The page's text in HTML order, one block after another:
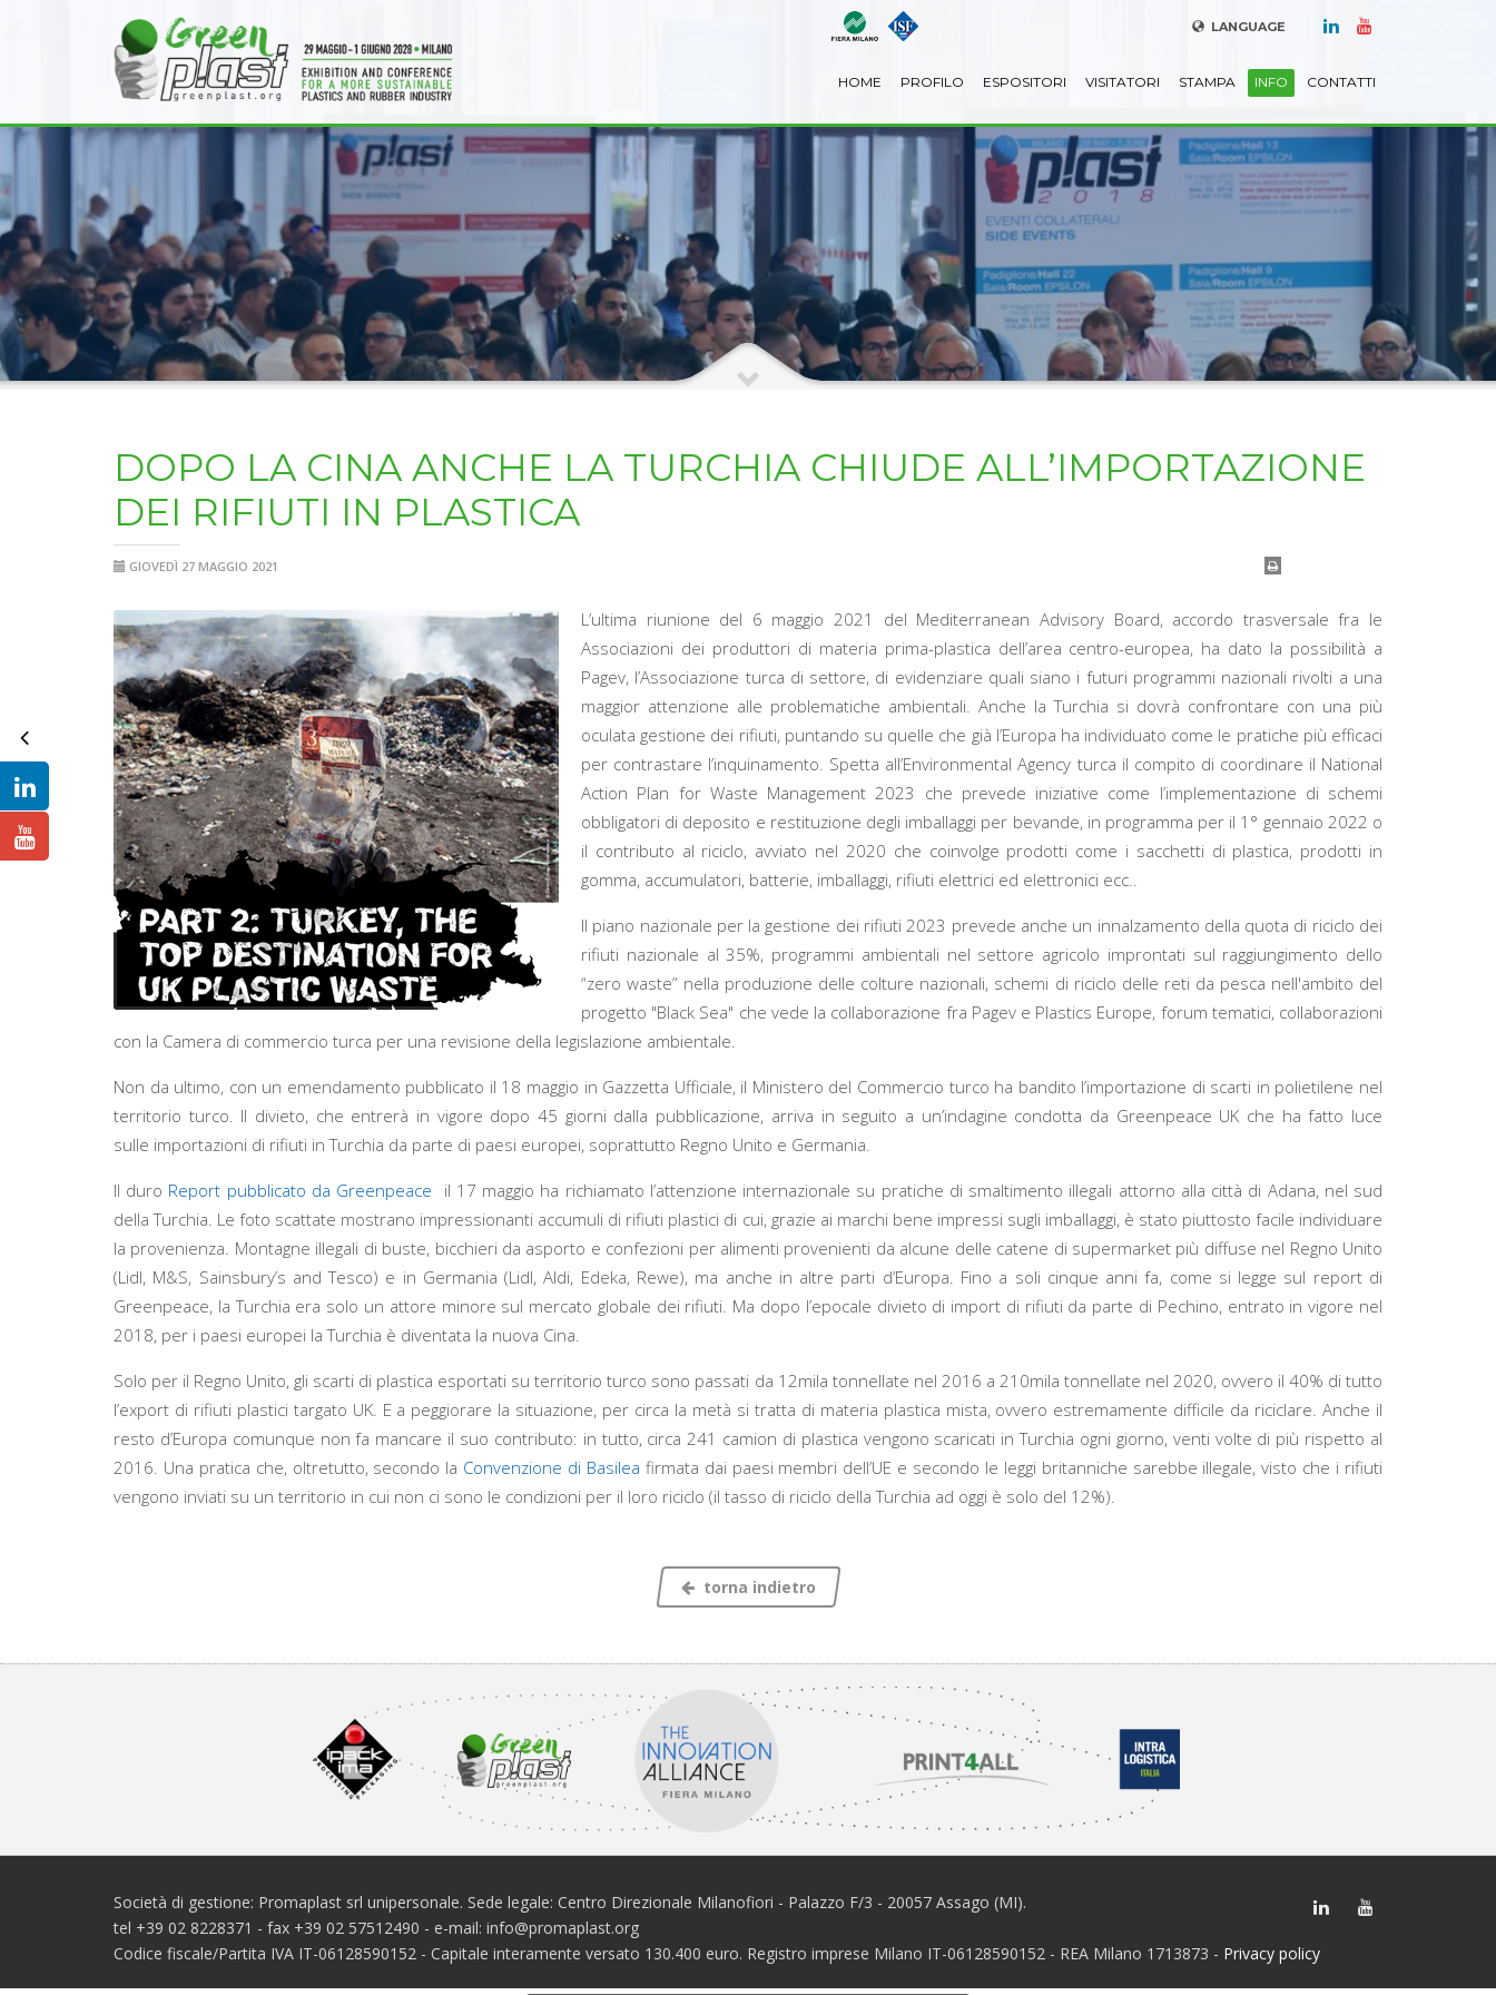
LANGUAGE
HOME PROFILO ESPOSITORI VISITATORI STAMPA INFO CONTATTI
DOPO LA CINA ANCHE LA TURCHIA CHIUDE ALL’IMPORTAZIONE
DEI RIFIUTI IN PLASTICA
GIOVEDÌ 27 MAGGIO 2021
L’ultima riunione del 6 maggio 2021 del Mediterranean Advisory Board, accordo trasversale fra le
Associazioni dei produttori di materia prima-plastica dell’area centro-europea, ha dato la possibilità a
Pagev, l’Associazione turca di settore, di evidenziare quali siano i futuri programmi nazionali rivolti a una
maggior attenzione alle problematiche ambientali. Anche la Turchia si dovrà confrontare con una più
oculata gestione dei rifiuti, puntando su quelle che già l’Europa ha individuato come le pratiche più efficaci
per contrastare l’inquinamento. Spetta all’Environmental Agency turca il compito di coordinare il National
Action Plan for Waste Management 2023 che prevede iniziative come l’implementazione di schemi
obbligatori di deposito e restituzione degli imballaggi per bevande, in programma per il 1° gennaio 2022 o
il contributo al riciclo, avviato nel 2020 che coinvolge prodotti come i sacchetti di plastica, prodotti in
gomma, accumulatori, batterie, imballaggi, rifiuti elettrici ed elettronici ecc..
Il piano nazionale per la gestione dei rifiuti 2023 prevede anche un innalzamento della quota di riciclo dei
rifiuti nazionale al 35%, programmi ambientali nel settore agricolo improntati sul raggiungimento dello
“zero waste” nella produzione delle colture nazionali, schemi di riciclo delle reti da pesca nell'ambito del
progetto "Black Sea" che vede la collaborazione fra Pagev e Plastics Europe, forum tematici, collaborazioni
con la Camera di commercio turca per una revisione della legislazione ambientale.
Non da ultimo, con un emendamento pubblicato il 18 maggio in Gazzetta Ufficiale, il Ministero del Commercio turco ha bandito l’importazione di scarti in polietilene nel
territorio turco. Il divieto, che entrerà in vigore dopo 45 giorni dalla pubblicazione, arriva in seguito a un’indagine condotta da Greenpeace UK che ha fatto luce
sulle importazioni di rifiuti in Turchia da parte di paesi europei, soprattutto Regno Unito e Germania.
Il duro Report pubblicato da Greenpeace
il 17 maggio ha richiamato l’attenzione internazionale su pratiche di smaltimento illegali attorno alla città di Adana, nel sud
della Turchia. Le foto scattate mostrano impressionanti accumuli di rifiuti plastici di cui, grazie ai marchi bene impressi sugli imballaggi, è stato piuttosto facile individuare
la provenienza. Montagne illegali di buste, bicchieri da asporto e confezioni per alimenti provenienti da alcune delle catene di supermarket più diffuse nel Regno Unito
(Lidl, M&S, Sainsbury’s and Tesco) e in Germania (Lidl, Aldi, Edeka, Rewe), ma anche in altre parti d’Europa. Fino a soli cinque anni fa, come si legge sul report di
Greenpeace, la Turchia era solo un attore minore sul mercato globale dei rifiuti. Ma dopo l’epocale divieto di import di rifiuti da parte di Pechino, entrato in vigore nel
2018, per i paesi europei la Turchia è diventata la nuova Cina.
Solo per il Regno Unito, gli scarti di plastica esportati su territorio turco sono passati da 12mila tonnellate nel 2016 a 210mila tonnellate nel 2020, ovvero il 40% di tutto
l’export di rifiuti plastici targato UK. E a peggiorare la situazione, per circa la metà si tratta di materia plastica mista, ovvero estremamente difficile da riciclare. Anche il
resto d’Europa comunque non fa mancare il suo contributo: in tutto, circa 241 camion di plastica vengono scaricati in Turchia ogni giorno, venti volte di più rispetto al
2016. Una pratica che, oltretutto, secondo la Convenzione di Basilea firmata dai paesi membri dell’UE e secondo le leggi britanniche sarebbe illegale, visto che i rifiuti
vengono inviati su un territorio in cui non ci sono le condizioni per il loro riciclo (il tasso di riciclo della Turchia ad oggi è solo del 12%).
torna indietro
Società di gestione: Promaplast srl unipersonale. Sede legale: Centro Direzionale Milanofiori - Palazzo F/3 - 20057 Assago (MI).
tel +39 02 8228371 - fax +39 02 57512490 - e-mail: info@promaplast.org
Codice fiscale/Partita IVA IT-06128590152 - Capitale interamente versato 130.400 euro. Registro imprese Milano IT-06128590152 - REA Milano 1713873 - Privacy policy